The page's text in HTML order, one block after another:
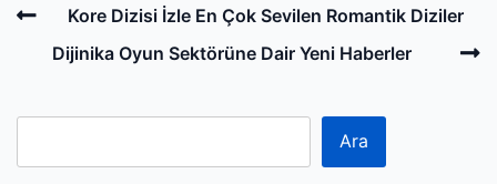
Post
navigation
PreviousKore Dizisi İzle En Çok Sevilen Romantik Diziler
Dijinika Oyun Sektörüne Dair Yeni Haberler
Ara